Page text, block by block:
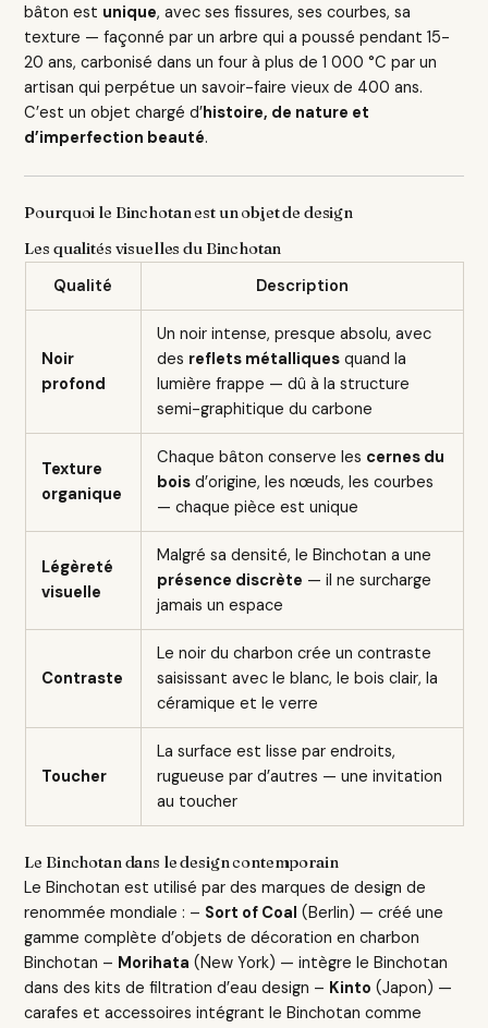
bâton est unique, avec ses fissures, ses courbes, sa
texture — façonné par un arbre qui a poussé pendant 15-
20 ans, carbonisé dans un four à plus de 1 000 °C par un
artisan qui perpétue un savoir-faire vieux de 400 ans.
C’est un objet chargé d’histoire, de nature et
d’imperfection beauté.
Pourquoi le Binchotan est un objet de design
Les qualités visuelles du Binchotan
Qualité Description
Noir
profond
Un noir intense, presque absolu, avec
des reflets métalliques quand la
lumière frappe — dû à la structure
semi-graphitique du carbone
Texture
organique
Chaque bâton conserve les cernes du
bois d’origine, les nœuds, les courbes
— chaque pièce est unique
Légèreté
visuelle
Malgré sa densité, le Binchotan a une
présence discrète — il ne surcharge
jamais un espace
Contraste
Le noir du charbon crée un contraste
saisissant avec le blanc, le bois clair, la
céramique et le verre
Toucher
La surface est lisse par endroits,
rugueuse par d’autres — une invitation
au toucher
Le Binchotan dans le design contemporain
Le Binchotan est utilisé par des marques de design de
renommée mondiale : – Sort of Coal (Berlin) — créé une
gamme complète d’objets de décoration en charbon
Binchotan – Morihata (New York) — intègre le Binchotan
dans des kits de filtration d’eau design – Kinto (Japon) —
carafes et accessoires intégrant le Binchotan comme